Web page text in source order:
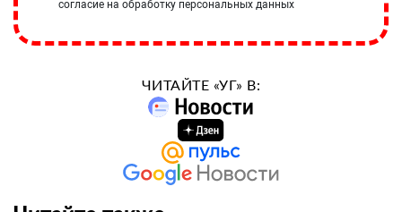
согласие на обработку персональных данных
ЧИТАЙТЕ «УГ» В: